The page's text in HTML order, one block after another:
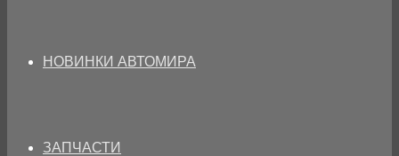
НОВИНКИ АВТОМИРА
ЗАПЧАСТИ